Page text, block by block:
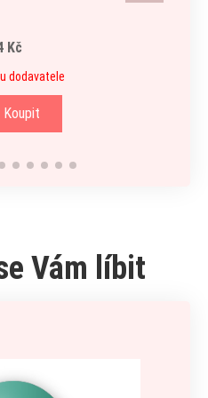
Kč
dodavatele
Koupit
Vám líbit